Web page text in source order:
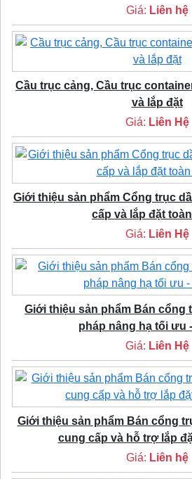
Giá: Liên hệ
Cầu trục cảng, Cầu trục
và lắp đặt
Giá: Liên Hệ
Giới thiệu sản phẩm Cổng trục
cấp và lắp đặt
Giá: Liên Hệ
Giới thiệu sản phẩm Bán cổng
pháp nâng hạ tối ưu
Giá: Liên Hệ
Giới thiệu sản phẩm Bán cổng
cung cấp và hỗ trợ lắp
Giá: Liên hệ